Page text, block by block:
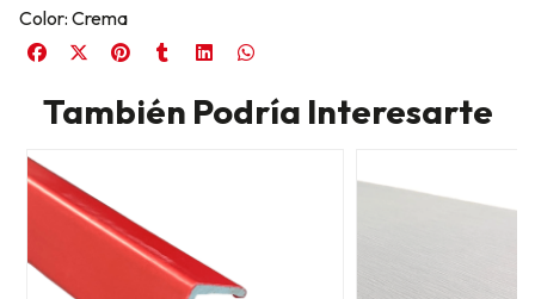
Color: Crema
También Podría Interesarte